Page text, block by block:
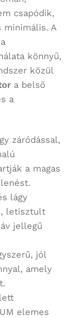
csapódik,
minimális. A
könnyű,
közül
a belső
a
záródással,
a magas
lágy
letisztult
jellegű
jól
amely
elemes